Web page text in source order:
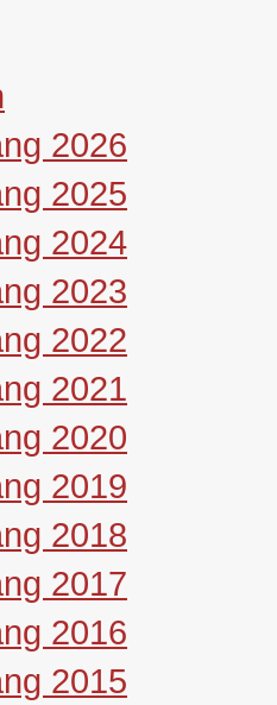
2026
2025
2024
2023
2022
2021
2020
2019
2018
2017
2016
2015